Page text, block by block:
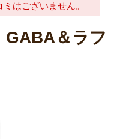
はございません。
GABA＆ラフ